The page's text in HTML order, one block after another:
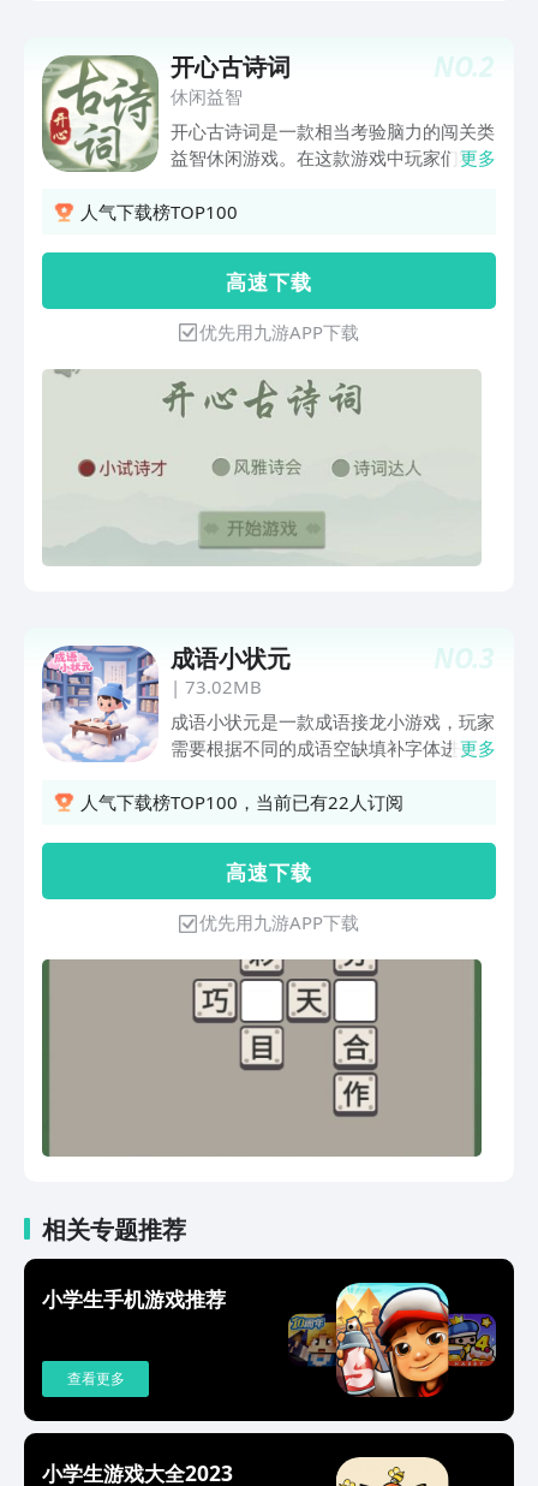
NO.2
开心古诗词
休闲益智
开心古诗词是一款相当考验脑力的闯关类
益智休闲游戏。在这款游戏中玩家们将会
要能够从给出的各个选项之中找出正确的
到吗？即使不认识这首诗也不要紧，通过
对诗句之中的意境进行分析也可以找出
来！
更多
人气下载榜TOP100
高 速 下 载
优先用九游APP下载
NO.3
成语小状元
| 73.02MB
成语小状元是一款成语接龙小游戏，玩家
需要根据不同的成语空缺填补字体进去组
更多
人气下载榜TOP100，当前已有22人订阅
高 速 下 载
优先用九游APP下载
相关专题推荐
小学生手机游戏推荐
查看更多
小学生游戏大全2023